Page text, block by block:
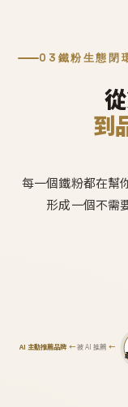
03 鐵粉生態閉
到
每一個鐵粉都在幫
形成一個不需
AI 主動推薦品牌←被 AI 推薦 ←